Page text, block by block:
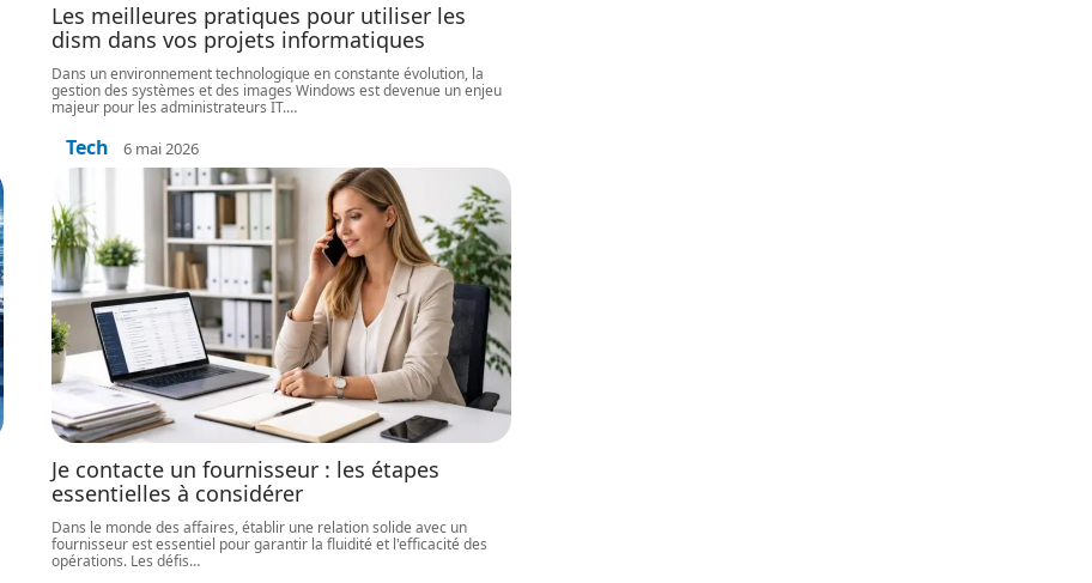
Les meilleures pratiques pour utiliser les
dism dans vos projets informatiques
Dans un environnement technologique en constante évolution, la
gestion des systèmes et des images Windows est devenue un enjeu
majeur pour les administrateurs IT.…
Tech 6 mai 2026
Je contacte un fournisseur : les étapes
essentielles à considérer
Dans le monde des affaires, établir une relation solide avec un
fournisseur est essentiel pour garantir la fluidité et l'efficacité des
opérations. Les défis…